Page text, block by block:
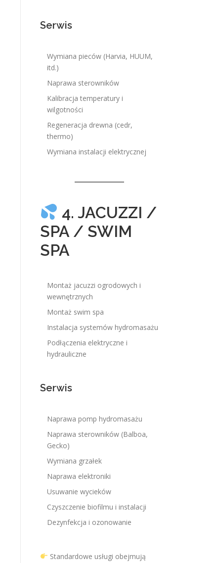
Serwis
Wymiana pieców (Harvia, HUUM,
itd.)
Naprawa sterowników
Kalibracja temperatury i
wilgotności
Regeneracja drewna (cedr,
thermo)
Wymiana instalacji elektrycznej
4. JACUZZI /
SPA / SWIM
SPA
Montaż jacuzzi ogrodowych i
wewnętrznych
Montaż swim spa
Instalacja systemów hydromasażu
Podłączenia elektryczne i
hydrauliczne
Serwis
Naprawa pomp hydromasażu
Naprawa sterowników (Balboa,
Gecko)
Wymiana grzałek
Naprawa elektroniki
Usuwanie wycieków
Czyszczenie biofilmu i instalacji
Dezynfekcja i ozonowanie
Standardowe usługi obejmują